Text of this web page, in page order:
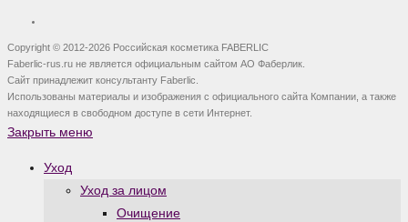
Copyright © 2012-2026 Российская косметика FABERLIC
Faberlic-rus.ru не является официальным сайтом АО Фаберлик.
Сайт принадлежит консультанту Faberlic.
Использованы материалы и изображения с официального сайта Компании, а также
находящиеся в свободном доступе в сети Интернет.
Закрыть меню
Уход
Уход за лицом
Очищение